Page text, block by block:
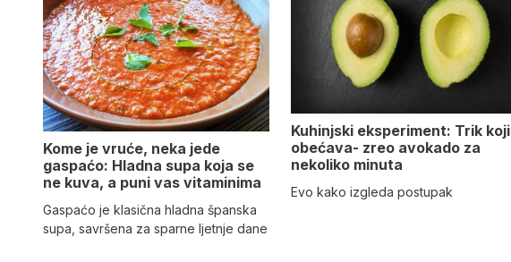
Kome je vruće, neka jede
gaspaćo: Hladna supa koja se
ne kuva, a puni vas vitaminima
Gaspaćo je klasična hladna španska
supa, savršena za sparne ljetnje dane
Kuhinjski eksperiment: Trik koji
obećava- zreo avokado za
nekoliko minuta
Evo kako izgleda postupak